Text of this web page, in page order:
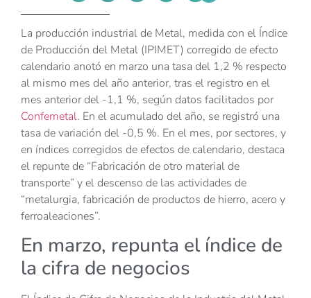
La producción industrial de Metal, medida con el Índice
de Producción del Metal (IPIMET) corregido de efecto
calendario anotó en marzo una tasa del 1,2 % respecto
al mismo mes del año anterior, tras el registro en el
mes anterior del -1,1 %, según datos facilitados por
Confemetal. En el acumulado del año, se registró una
tasa de variación del -0,5 %. En el mes, por sectores, y
en índices corregidos de efectos de calendario, destaca
el repunte de “Fabricación de otro material de
transporte” y el descenso de las actividades de
“metalurgia, fabricación de productos de hierro, acero y
ferroaleaciones”.
En marzo, repunta el índice de
la cifra de negocios